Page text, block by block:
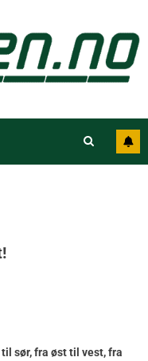
sør, fra øst til vest, fra